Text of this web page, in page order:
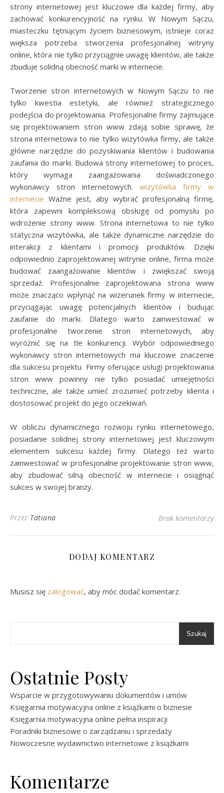
strony internetowej jest kluczowe dla każdej firmy, aby
zachować konkurencyjność na rynku. W Nowym Sączu,
miasteczku tętniącym życiem biznesowym, istnieje coraz
większa potrzeba stworzenia profesjonalnej witryny
online, która nie tylko przyciągnie uwagę klientów, ale także
zbuduje solidną obecność marki w internecie.
Tworzenie stron internetowych w Nowym Sączu to nie
tylko kwestia estetyki, ale również strategicznego
podejścia do projektowania. Profesjonalne firmy zajmujące
się projektowaniem stron www zdają sobie sprawę, że
strona internetowa to nie tylko wizytówka firmy, ale także
główne narzędzie do pozyskiwania klientów i budowania
zaufania do marki. Budowa strony internetowej to proces,
który wymaga zaangażowania doświadczonego
wykonawcy stron internetowych.wizytówka firmy w
internecie Ważne jest, aby wybrać profesjonalną firmę,
która zapewni kompleksową obsługę od pomysłu po
wdrożenie strony www. Strona internetowa to nie tylko
statyczna wizytówka, ale także dynamiczne narzędzie do
interakcji z klientami i promocji produktów. Dzięki
odpowiednio zaprojektowanej witrynie online, firma może
budować zaangażowanie klientów i zwiększać swoją
sprzedaż. Profesjonalnie zaprojektowana strona www
może znacząco wpłynąć na wizerunek firmy w internecie,
przyciągając uwagę potencjalnych klientów i budując
zaufanie do marki. Dlatego warto zainwestować w
profesjonalne tworzenie stron internetowych, aby
wyróżnić się na tle konkurencji. Wybór odpowiedniego
wykonawcy stron internetowych ma kluczowe znaczenie
dla sukcesu projektu. Firmy oferujące usługi projektowania
stron www powinny nie tylko posiadać umiejętności
techniczne, ale także umieć zrozumieć potrzeby klienta i
dostosować projekt do jego oczekiwań.
W obliczu dynamicznego rozwoju rynku internetowego,
posiadanie solidnej strony internetowej jest kluczowym
elementem sukcesu każdej firmy. Dlatego też warto
zainwestować w profesjonalne projektowanie stron www,
aby zbudować silną obecność w internecie i osiągnąć
sukces w swojej branży.
Przez Tatiana Brak komentarzy
DODAJ KOMENTARZ
Musisz się zalogować, aby móc dodać komentarz.
Szukaj
Ostatnie Posty
Wsparcie w przygotowywaniu dokumentów i umów
Księgarnia motywacyjna online z książkami o biznesie
Księgarnia motywacyjna online pełna inspiracji
Poradniki biznesowe o zarządzaniu i sprzedaży
Nowoczesne wydawnictwo internetowe z książkami
Komentarze